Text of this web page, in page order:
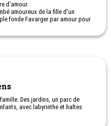
d’amour.
amoureux de la fille d'un
fonde Favarger par amour pour
famille passionnée de chocolat,
Des jardins, un parc de
avec labyrinthe et haltes